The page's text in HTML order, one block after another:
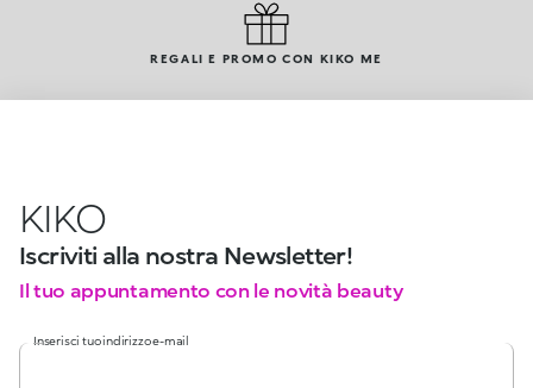
REGALI E PROMO CON KIKO ME
KIKO
Iscriviti alla nostra Newsletter!
Il tuo appuntamento con le novità beauty
Inserisci tuo indirizzo e-mail